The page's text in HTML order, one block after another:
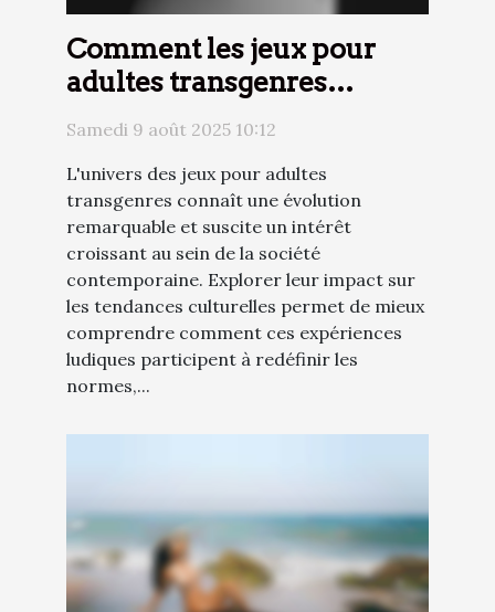
Comment les jeux pour
adultes transgenres
influencent-ils les
Samedi 9 août 2025 10:12
L'univers des jeux pour adultes
transgenres connaît une évolution
remarquable et suscite un intérêt
croissant au sein de la société
contemporaine. Explorer leur impact sur
les tendances culturelles permet de mieux
comprendre comment ces expériences
ludiques participent à redéfinir les
normes,...